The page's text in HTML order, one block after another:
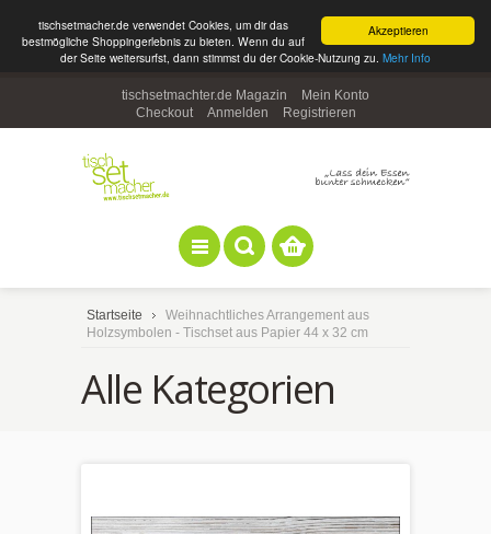
Akzeptieren
tischsetmacher.de verwendet Cookies, um dir das
bestmögliche Shoppingerlebnis zu bieten. Wenn du auf
der Seite weitersurfst, dann stimmst du der Cookie-Nutzung zu. Mehr Info
tischsetmachter.de Magazin
Mein Konto
Checkout
Anmelden Registrieren
Startseite
Weihnachtliches Arrangement aus
Holzsymbolen - Tischset aus Papier 44 x 32 cm
Alle Kategorien